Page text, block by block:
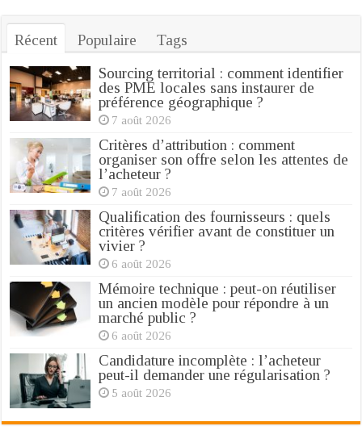
Récent Populaire
Tags
Sourcing territorial : comment identifier
des PME locales sans instaurer de
préférence géographique ?
7 août 2026
Critères d’attribution : comment
organiser son offre selon les attentes de
l’acheteur ?
7 août 2026
Qualification des fournisseurs : quels
critères vérifier avant de constituer un
vivier ?
6 août 2026
Mémoire technique : peut-on réutiliser
un ancien modèle pour répondre à un
marché public ?
6 août 2026
Candidature incomplète : l’acheteur
peut-il demander une régularisation ?
5 août 2026